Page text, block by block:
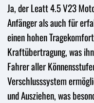
Ja, der Leatt 4.5 V23
Anfänger als auch für
einen hohen
Kraftübertragung, was
Fahrer aller
Verschlusssystem
und Ausziehen, was